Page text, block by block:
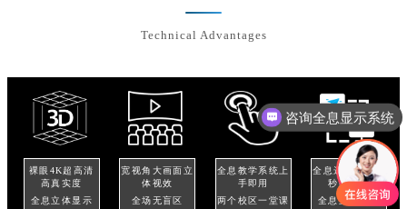
Technical Advantages
裸眼4K超高清
高真实度
全息立体显示
宽视角大画面立
体视效
全场无盲区
全息教学系统上
手即用
两个校区一堂课
全息远程教学毫
秒级时延
全息立体显示
全息课堂案例